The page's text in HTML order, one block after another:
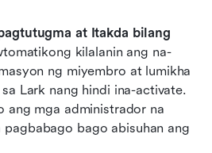
at Itakda bilang
kilalanin ang na-
ng miyembro at lumikha
Lark nang hindi ina-activate.
ang mga administrador na
pagbabago bago abisuhan ang